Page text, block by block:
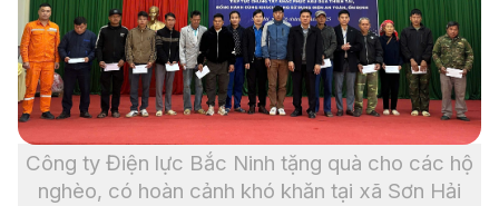
Công ty Điện lực Bắc Ninh tặng quà cho các hộ
nghèo, có hoàn cảnh khó khăn tại xã Sơn Hải